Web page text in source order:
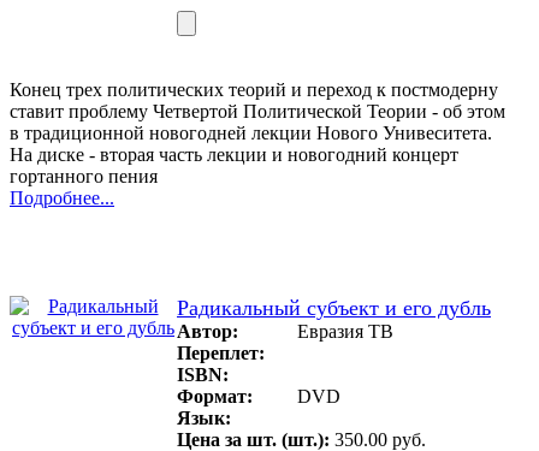
Конец трех политических теорий и переход к постмодерну
ставит проблему Четвертой Политической Теории - об этом
в традиционной новогодней лекции Нового Унивеситета.
На диске - вторая часть лекции и новогодний концерт
гортанного пения
Подробнее...
Радикальный субъект и его дубль
Автор:
Евразия ТВ
Переплет:
ISBN:
Формат:
DVD
Язык:
Цена за шт. (шт.): 350.00 руб.